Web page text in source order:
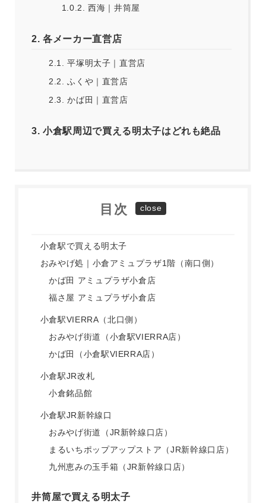
1.0.2.
西海｜井筒屋
2. 各メーカー直営店
2.1.
平塚明太子｜直営店
2.2.
ふくや｜直営店
2.3.
かば田｜直営店
3. 小倉駅周辺で買える明太子はどれも絶品
目次
小倉駅で買える明太子
おみやげ処｜小倉アミュプラザ1階（南口側）
かば田 アミュプラザ小倉店
福さ屋 アミュプラザ小倉店
小倉駅VIERRA（北口側）
おみやげ街道（小倉駅VIERRA店）
かば田（小倉駅VIERRA店）
小倉駅JR改札
小倉銘品館
小倉駅JR新幹線口
おみやげ街道（JR新幹線口店）
まるいちポップアップストア（JR新幹線口店）
九州恵みの玉手箱（JR新幹線口店）
井筒屋で買える明太子